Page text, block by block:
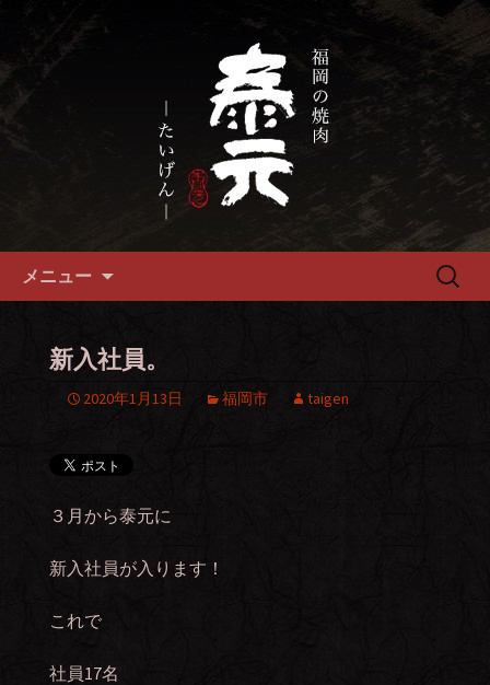
福岡市、畜産農家直送の厳選黒
毛和牛を愉しめる焼肉店
畜産農家直送の厳選肉が自慢の福岡市
の焼肉『泰元』
メニュー
検
新入社員。
2020年1月13日 福岡市 taigen
３月から泰元に
新入社員が入ります！
これで
社員17名